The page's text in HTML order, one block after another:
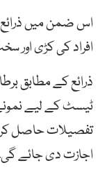
اس ضمن میں ذرائع
افراد کی کڑی اور
ذرائع کے مطابق
ٹیسٹ کے لیے
تفصیلات حاصل
اجازت دی جائے